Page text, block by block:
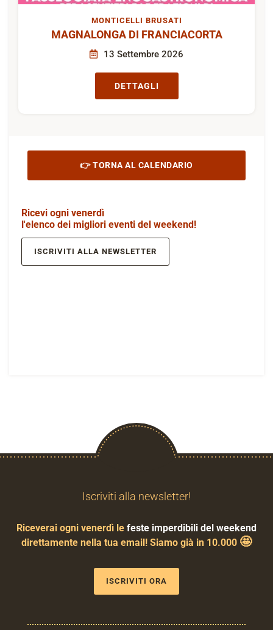
MONTICELLI BRUSATI
MAGNALONGA DI FRANCIACORTA
13 Settembre 2026
DETTAGLI
👉 TORNA AL CALENDARIO
Ricevi ogni venerdì
l'elenco dei migliori eventi del weekend!
ISCRIVITI ALLA NEWSLETTER
Iscriviti alla newsletter!
Riceverai ogni venerdì le feste imperdibili del weekend
direttamente nella tua email! Siamo già in 10.000 🤩
ISCRIVITI ORA